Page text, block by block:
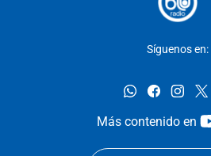
Síguenos en:
whatsappfacebook
Más contenido en